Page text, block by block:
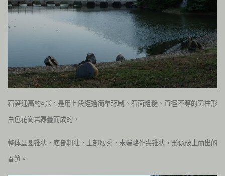
石笋通高約4米，是用七段經過简单琢制、石面粗糙、直徑不等的圆柱形
白色花崗岩磊疊而成的，
整体呈圆锥状，底部粗壮，上部瘦秃，末端略作尖锥状，形似破土而出的
春笋。